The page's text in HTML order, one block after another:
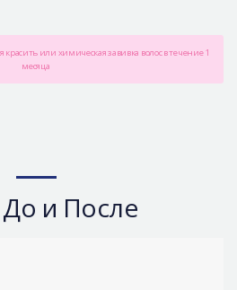
или химическая завивка волос в течение 1
месяца
и После